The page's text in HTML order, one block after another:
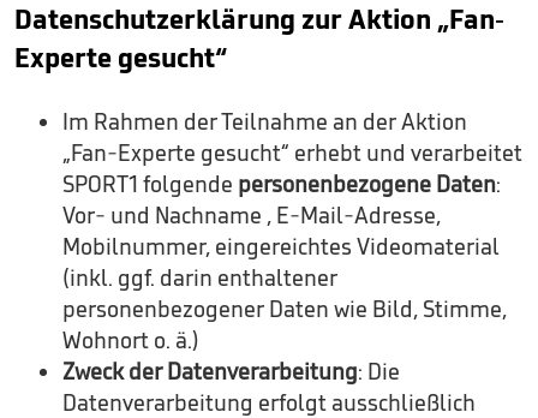
Datenschutzerklärung zur Aktion „Fan-
Experte gesucht“
Im Rahmen der Teilnahme an der Aktion
„Fan-Experte gesucht“ erhebt und verarbeitet
SPORT1 folgende personenbezogene Daten:
Vor- und Nachname , E-Mail-Adresse,
Mobilnummer, eingereichtes Videomaterial
(inkl. ggf. darin enthaltener
personenbezogener Daten wie Bild, Stimme,
Wohnort o. ä.)
Zweck der Datenverarbeitung: Die
Datenverarbeitung erfolgt ausschließlich